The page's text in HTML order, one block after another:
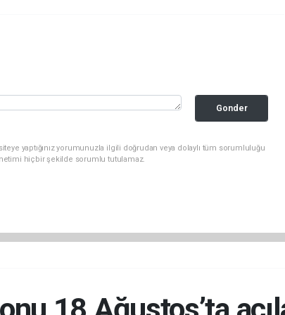
Gonder
yaptığınız yorumunuzla ilgili doğrudan veya dolaylı tüm sorumluluğu
hiçbir şekilde sorumlu tutulamaz.